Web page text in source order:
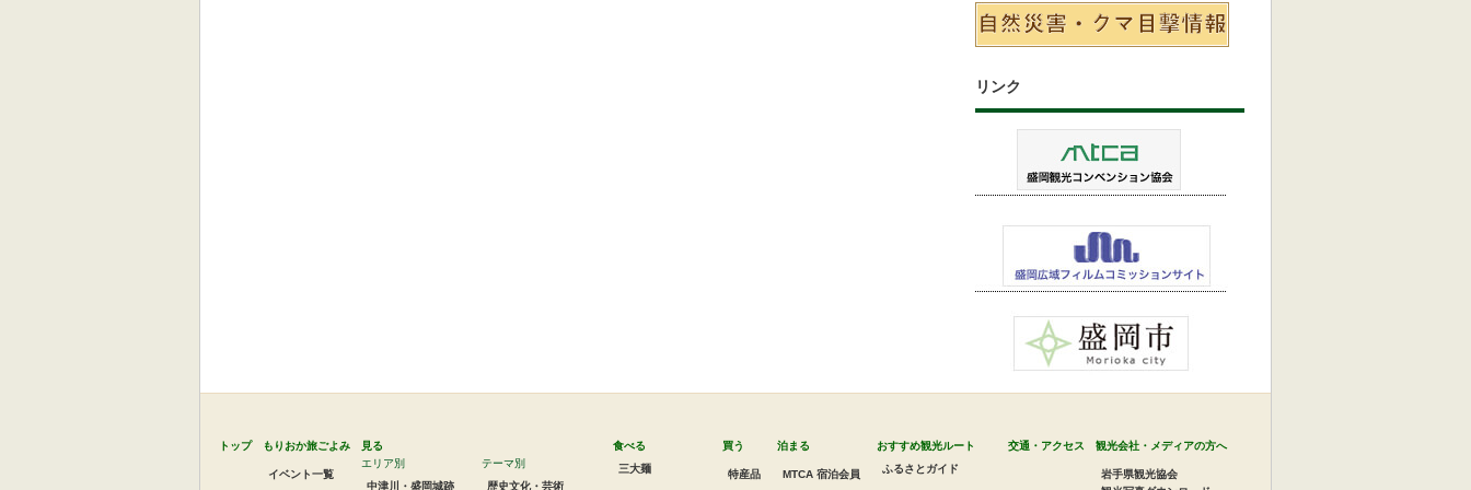
リンク
トップ もりおか旅ごよみ
イベント一覧
見る
エリア別
中津川・盛岡城跡
テーマ別
歴史文化・芸術
食べる
三大麺
買う
特産品
泊まる
MTCA 宿泊会員
おすすめ観光ルート
ふるさとガイド
交通・アクセス 観光会社・メディアの方へ
岩手県観光協会